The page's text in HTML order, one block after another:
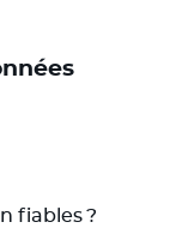
fiables ?